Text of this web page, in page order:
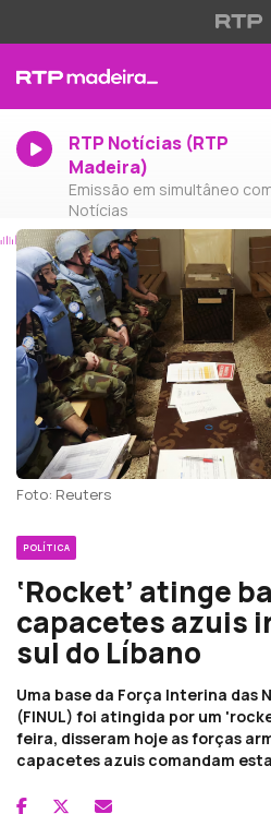
RTP Notícias (RTP
Madeira)
Emissão em simultâneo
Notícias
Foto: Reuters
POLÍTICA
‘Rocket’ atinge
capacetes azuis
sul do Líbano
Uma base da Força Interina das
(FINUL) foi atingida por um
feira, disseram hoje as forças
capacetes azuis comandam